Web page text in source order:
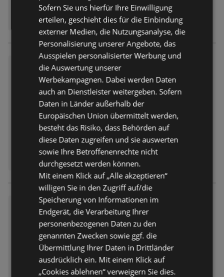
Müller: Unsere Angebote für d
en Sommer
Prospekt nicht mehr gültig
Abgelaufen am:
Entfernt:
0,36 km
Müller: Unsere TOP-ARTIKEL
der Woche!
Abgelaufen am: 14.06.2026
Entfernt: 0,36 km
Sofern Sie uns hierfür Ihre Einwilligung
erteilen, geschieht dies für die Einbindung
externer Medien, die Nutzungsanalyse, die
Personalisierung unserer Angebote, das
Ausspielen personalisierter Werbung und
die Auswertung unserer
Werbekampagnen. Dabei werden Daten
auch an Dienstleister weitergeben. Sofern
Daten in Länder außerhalb der
Europäischen Union übermittelt werden,
besteht das Risiko, dass Behörden auf
diese Daten zugreifen und sie auswerten
sowie Ihre Betroffenenrechte nicht
durchgesetzt werden können.
Mit einem Klick auf „Alle akzeptieren“
willigen Sie in den Zugriff auf/die
Speicherung von Informationen im
Endgerät, die Verarbeitung Ihrer
personenbezogenen Daten zu den
genannten Zwecken sowie ggf. die
Übermittlung Ihrer Daten in Drittländer
ausdrücklich ein. Mit einem Klick auf
„Cookies ablehnen“ verweigern Sie dies.